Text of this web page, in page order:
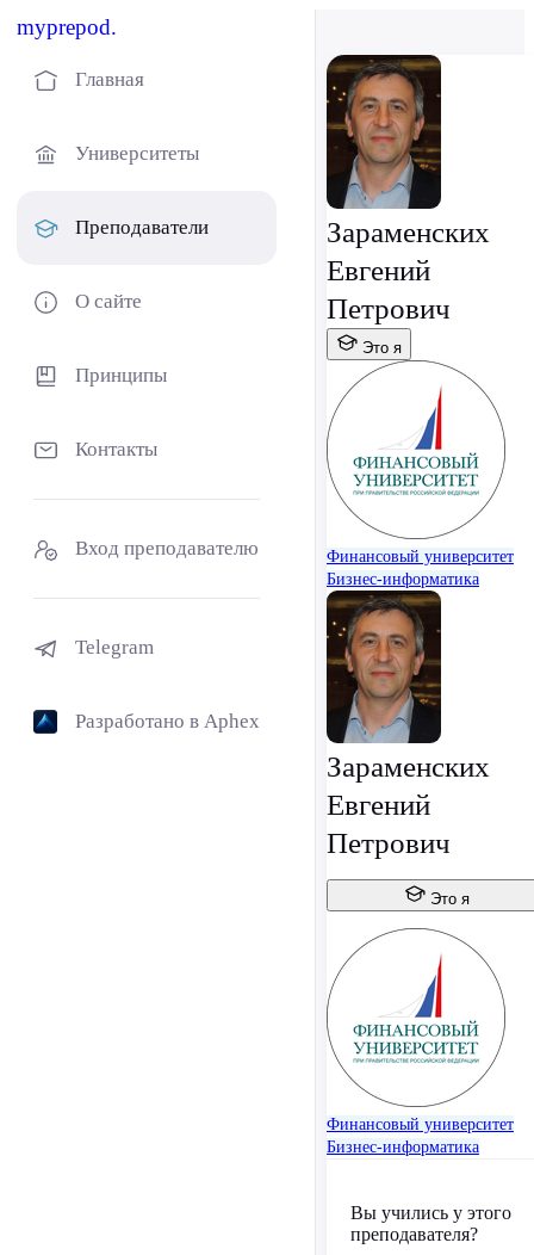
myprepod.
Главная
Университеты
Преподаватели
О сайте
Принципы
Контакты
Вход преподавателю
Telegram
Разработано в Aphex
Зараменских
Евгений
Петрович
Это я
Финансовый университет
Бизнес-информатика
Зараменских
Евгений
Петрович
Это я
Финансовый университет
Бизнес-информатика
Вы учились у этого
преподавателя?